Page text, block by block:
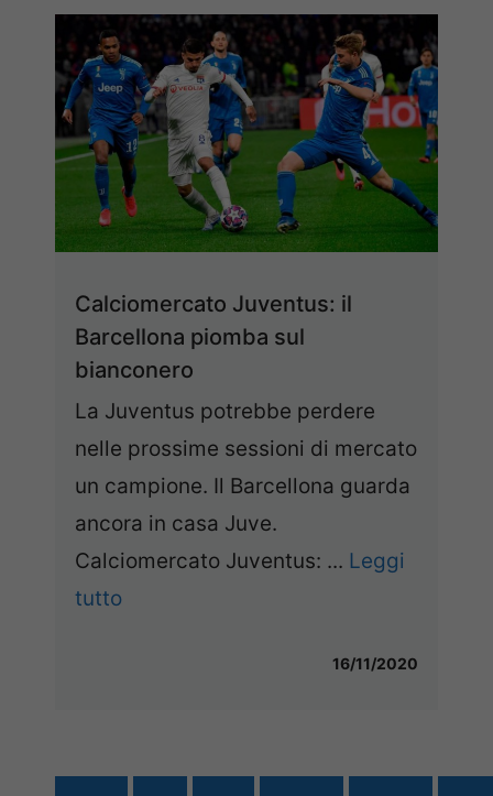
Calciomercato Juventus: il
Barcellona piomba sul
bianconero
La Juventus potrebbe perdere
nelle prossime sessioni di mercato
un campione. Il Barcellona guarda
ancora in casa Juve.
Calciomercato Juventus: ... Leggi
tutto
16/11/2020